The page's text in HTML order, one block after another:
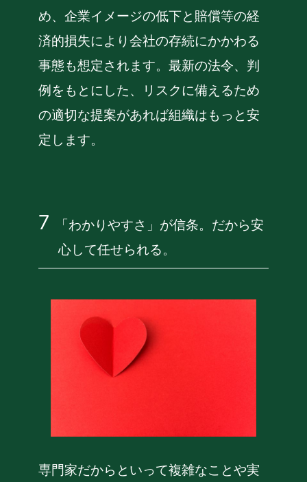
め、企業イメージの低下と賠償等の経
済的損失により会社の存続にかかわる
事態も想定されます。最新の法令、判
例をもとにした、リスクに備えるため
の適切な提案があれば組織はもっと安
定します。
「わかりやすさ」が信条。だから安
心して任せられる。
専門家だからといって複雑なことや実